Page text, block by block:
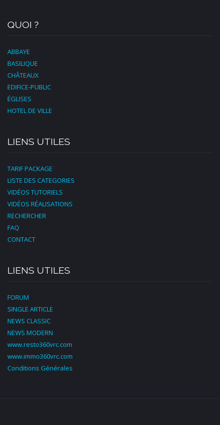
QUOI ?
ABBAYE
BASILIQUE
CHÂTEAUX
EDIFICE-PUBLIC
ÉGLISES
HOTEL DE VILLE
LIENS UTILES
TARIF PACKAGE
LISTE DES CATEGORIES
VIDÉOS TUTORIELS
VIDÉOS RÉALISATIONS
RECHERCHER
FAQ
CONTACT
LIENS UTILES
FORUM
SINGLE ARTICLE
NEWS CLASSIC
NEWS MODERN
www.resto360vrc.com
www.immo360vrc.com
Conditions Générales